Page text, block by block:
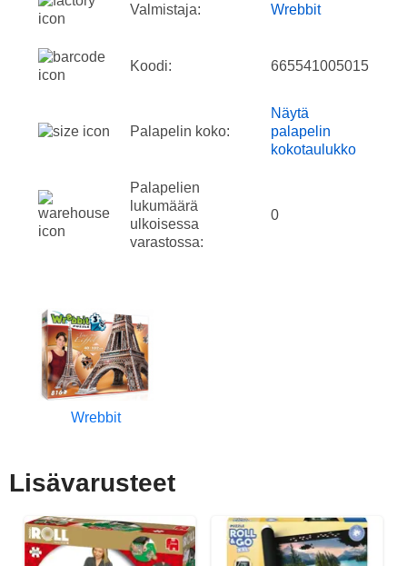
Valmistaja: Wrebbit
Koodi: 665541005015
Palapelin koko:
Näytä
palapelin
kokotaulukko
Palapelien
lukumäärä
ulkoisessa
varastossa:
0
Wrebbit
Lisävarusteet